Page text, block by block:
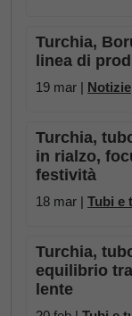
Turchia,
linea di
19 mar | Notizie
Turchia,
in rialzo,
festività
18 mar | Tubi e
Turchia,
equilibrio
lente